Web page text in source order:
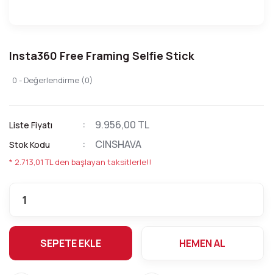
Insta360 Free Framing Selfie Stick
0 - Değerlendirme (0)
Liste Fiyatı 9.956,00 TL
Stok Kodu CINSHAVA
* 2.713,01 TL den başlayan taksitlerle!!
SEPETE EKLE HEMEN AL